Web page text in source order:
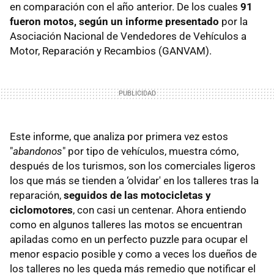
en comparación con el año anterior. De los cuales 91
fueron motos, según un informe presentado por la
Asociación Nacional de Vendedores de Vehículos a
Motor, Reparación y Recambios (GANVAM).
Este informe, que analiza por primera vez estos
"abandonos" por tipo de vehículos, muestra cómo,
después de los turismos, son los comerciales ligeros
los que más se tienden a ‘olvidar' en los talleres tras la
reparación, seguidos de las motocicletas y
ciclomotores, con casi un centenar. Ahora entiendo
como en algunos talleres las motos se encuentran
apiladas como en un perfecto puzzle para ocupar el
menor espacio posible y como a veces los dueños de
los talleres no les queda más remedio que notificar el